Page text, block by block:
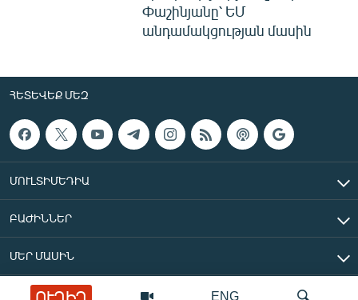
ENG
ՈՒՂԻՂ
Փաշինյանը՝ ԵՄ
անդամակցության մասին
ՀԵՏԵՎԵՔ ՄԵԶ
ՄՈՒԼՏԻՄԵԴԻԱ
ԲԱԺԻՆՆԵՐ
ՄԵՐ ՄԱՍԻՆ
«Ազատ Եվրոպա/Ազատություն» ռադիոկայան © 2026